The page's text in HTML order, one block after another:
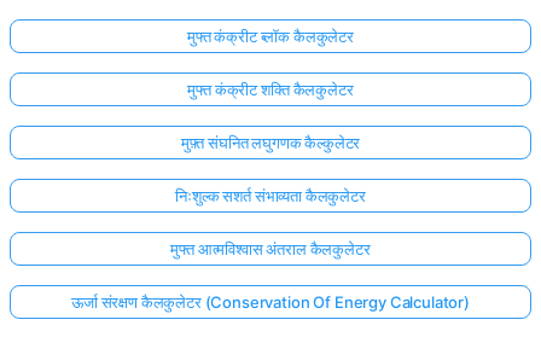
मुफ्त कंक्रीट ब्लॉक कैलकुलेटर
मुफ्त कंक्रीट शक्ति कैलकुलेटर
मुफ़्त संघनित लघुगणक कैल्कुलेटर
निःशुल्क सशर्त संभाव्यता कैलकुलेटर
मुफ्त आत्मविश्वास अंतराल कैलकुलेटर
ऊर्जा संरक्षण कैलकुलेटर (Conservation Of Energy Calculator)